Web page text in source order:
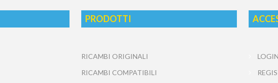
PRODOTTI
RICAMBI ORIGINALI
RICAMBI COMPATIBILI
LOGIN